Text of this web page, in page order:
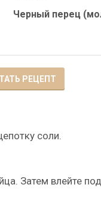
Черный перец
РЕЦЕПТ
соли.
Затем влейте